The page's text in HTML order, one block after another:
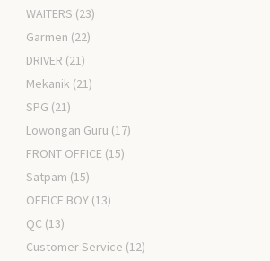
WAITERS (23)
Garmen (22)
DRIVER (21)
Mekanik (21)
SPG (21)
Lowongan Guru (17)
FRONT OFFICE (15)
Satpam (15)
OFFICE BOY (13)
QC (13)
Customer Service (12)